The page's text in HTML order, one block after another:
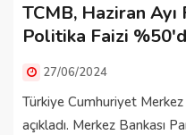
TCMB, Haziran Ayı
Politika Faizi
27/06/2024
Türkiye Cumhuriyet Merkez
açıkladı. Merkez Bankası